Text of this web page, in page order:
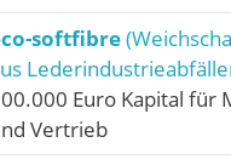
softfibre
Euro Kapital für
Vertrieb